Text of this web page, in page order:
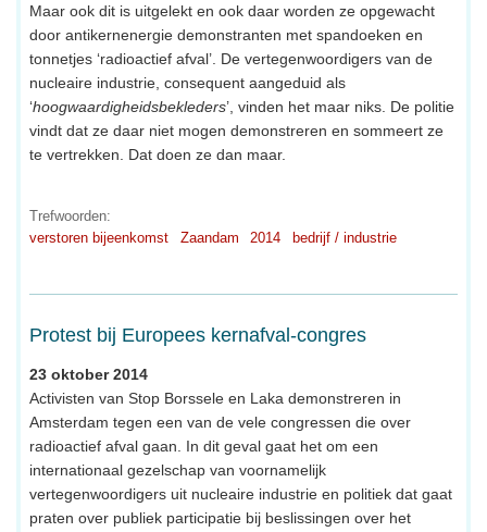
Maar ook dit is uitgelekt en ook daar worden ze opgewacht
door antikernenergie demonstranten met spandoeken en
tonnetjes ‘radioactief afval’. De vertegenwoordigers van de
nucleaire industrie, consequent aangeduid als
‘hoogwaardigheidsbekleders’, vinden het maar niks. De politie
vindt dat ze daar niet mogen demonstreren en sommeert ze
te vertrekken. Dat doen ze dan maar.
Trefwoorden:
verstoren bijeenkomst
Zaandam 2014 bedrijf / industrie
Protest bij Europees kernafval-congres
23 oktober 2014
Activisten van Stop Borssele en Laka demonstreren in
Amsterdam tegen een van de vele congressen die over
radioactief afval gaan. In dit geval gaat het om een
internationaal gezelschap van voornamelijk
vertegenwoordigers uit nucleaire industrie en politiek dat gaat
praten over publiek participatie bij beslissingen over het